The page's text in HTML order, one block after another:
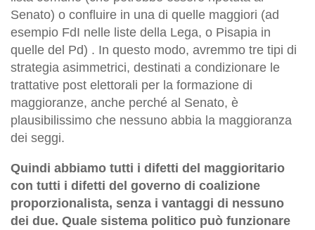
Senato) o confluire in una di quelle maggiori (ad
esempio FdI nelle liste della Lega, o Pisapia in
quelle del Pd) . In questo modo, avremmo tre tipi di
strategia asimmetrici, destinati a condizionare le
trattative post elettorali per la formazione di
maggioranze, anche perché al Senato, è
plausibilissimo che nessuno abbia la maggioranza
dei seggi.
Quindi abbiamo tutti i difetti del maggioritario
con tutti i difetti del governo di coalizione
proporzionalista, senza i vantaggi di nessuno
dei due. Quale sistema politico può funzionare